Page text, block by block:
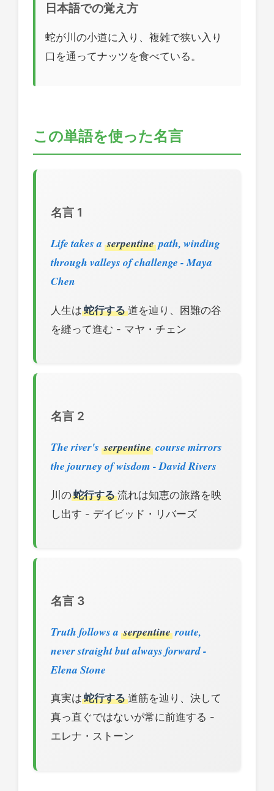
日本語での覚え方
蛇が川の小道に入り、複雑で狭い入り
口を通ってナッツを食べている。
この単語を使った名言
名言 1
Life takes a serpentine path, winding
through valleys of challenge - Maya
Chen
人生は 蛇行する道を辿り、困難の谷
を縫って進む - マヤ・チェン
名言 2
The river's serpentine course mirrors
the journey of wisdom - David Rivers
川の蛇行する流れは知恵の旅路を映
し出す - デイビッド・リバーズ
名言 3
Truth follows a serpentine route,
never straight but always forward -
Elena Stone
真実は 蛇行する道筋を辿り、決して
真っ直ぐではないが常に前進する -
エレナ・ストーン